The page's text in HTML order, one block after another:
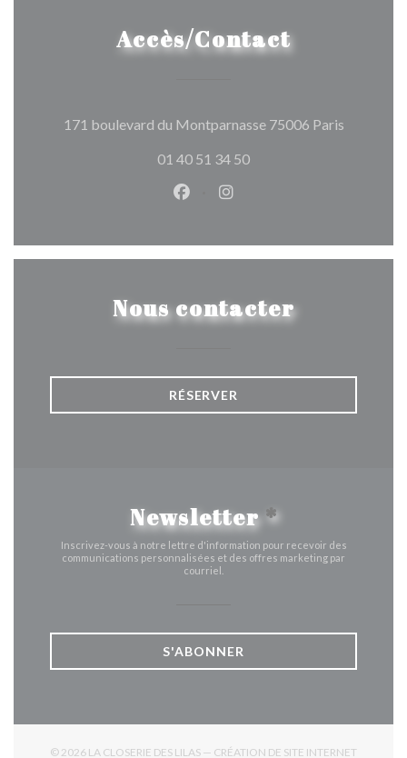
Accès/Contact
171 boulevard du Montparnasse 75006 Paris((ouvre
01 40 51 34 50
Facebook ((ouvre une
Instagram ((ouvre une
Nous contacter
RÉSERVER
Newsletter*
Inscrivez-vous à notre lettre d'information pour recevoir des
communications personnalisées et des offres marketing par
courriel.
S'ABONNER
© 2026 LA CLOSERIE DES LILAS — CRÉATION DE SITE INTERNET